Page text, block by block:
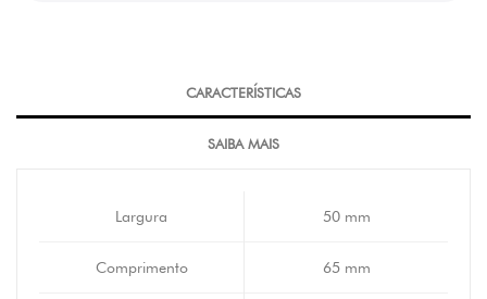
CARACTERÍSTICAS
SAIBA MAIS
Largura 50 mm
Comprimento 65 mm